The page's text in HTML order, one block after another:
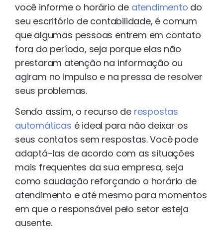
você informe o horário de atendimento do
seu escritório de contabilidade, é comum
que algumas pessoas entrem em contato
fora do período, seja porque elas não
prestaram atenção na informação ou
agiram no impulso e na pressa de resolver
seus problemas.
Sendo assim, o recurso de respostas
automáticas é ideal para não deixar os
seus contatos sem respostas. Você pode
adaptá-las de acordo com as situações
mais frequentes da sua empresa, seja
como saudação reforçando o horário de
atendimento e até mesmo para momentos
em que o responsável pelo setor esteja
ausente.